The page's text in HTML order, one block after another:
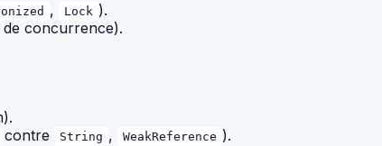
, Lock ).
de concurrence).
contre String , WeakReference ).